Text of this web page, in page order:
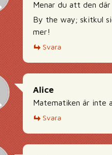
Menar du att den där
By the way; skitkul
mer!
Svara
Alice
Matematiken är inte
Svara